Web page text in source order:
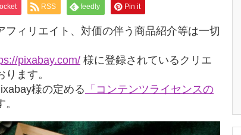
RSS feedly Pin it
ィリエイト、対価の伴う商品紹介等は一切
pixabay.com/ 様に登録されているクリエ
ます。
様の定める 「コンテンツライセンスの